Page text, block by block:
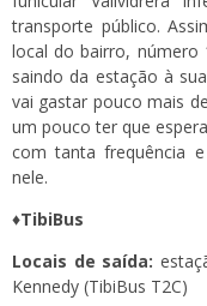
transporte público.
local do bairro,
saindo da estação à
vai gastar pouco mais
um pouco ter que
com tanta frequência
nele.
♦TibiBus
Locais de saída:
Kennedy (TibiBus T2C)